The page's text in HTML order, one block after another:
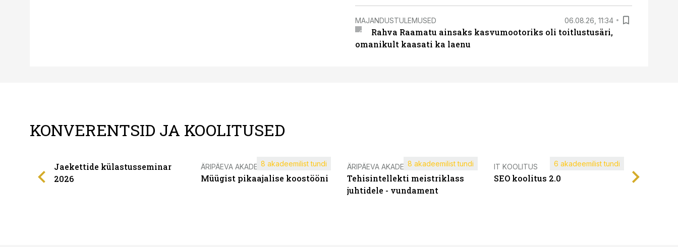
MAJANDUSTULEMUSED 06.08.26, 11:34
Rahva Raamatu ainsaks kasvumootoriks oli toitlustusäri,
omanikult kaasati ka laenu
KONVERENTSID JA KOOLITUSED
Jaekettide külastusseminar
2026
ÄRIPÄEVA AKADEEMIA
Müügist pikaajalise koostööni
8 akadeemilist tundi ÄRIPÄEVA AKADEEMIA
Tehisintellekti meistriklass
juhtidele - vundament
8 akadeemilist tundi IT KOOLITUS
SEO koolitus 2.0
6 akadeemilist tundi